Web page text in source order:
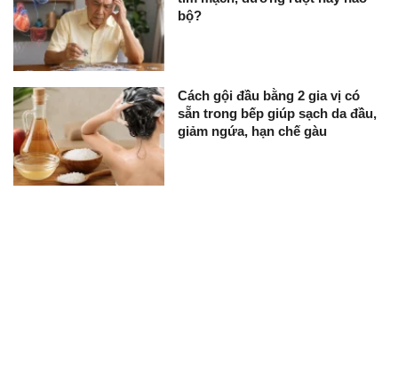
bộ?
Cách gội đầu bằng 2 gia vị có
sẵn trong bếp giúp sạch da đầu,
giảm ngứa, hạn chế gàu